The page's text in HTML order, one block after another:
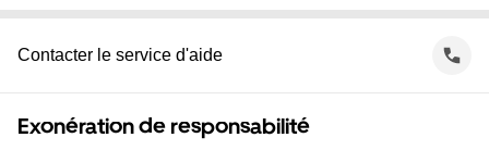
Contacter le service d'aide
Exonération de responsabilité